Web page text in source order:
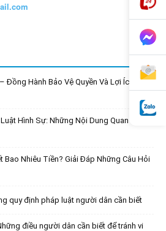
Đồng Hành Bảo Vệ Quyền Và Lợi Ích Hợp
Hình Sự: Những Nội Dung Quan Trọng
Bao Nhiêu Tiền? Giải Đáp Những Câu Hỏi
quy định pháp luật người dân cần biết
điều người dân cần biết để tránh vi